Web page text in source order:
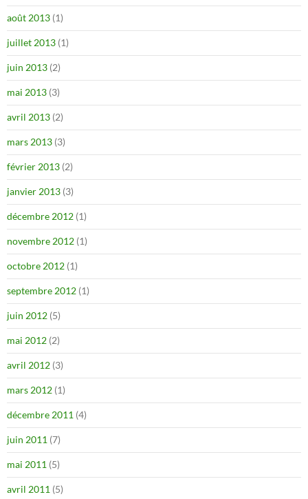
août 2013 (1)
juillet 2013 (1)
juin 2013 (2)
mai 2013 (3)
avril 2013 (2)
mars 2013 (3)
février 2013 (2)
janvier 2013 (3)
décembre 2012 (1)
novembre 2012 (1)
octobre 2012 (1)
septembre 2012 (1)
juin 2012 (5)
mai 2012 (2)
avril 2012 (3)
mars 2012 (1)
décembre 2011 (4)
juin 2011 (7)
mai 2011 (5)
avril 2011 (5)